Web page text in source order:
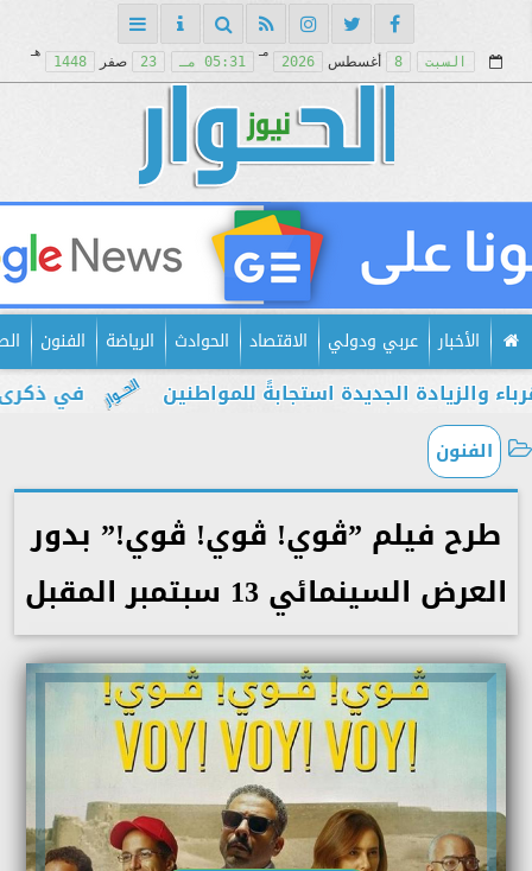
السبت 8 أغسطس 2026
مـ
05:31 مـ 23 صفر 1448
هـ
الأخبار عربي ودولي الاقتصاد الحوادث الرياضة الفنون
في ذكرى الجديدة استجابةً للمواطنين
الفنون
طرح فيلم ”ڤوي! ڤوي! ڤوي!” بدور
العرض السينمائي 13 سبتمبر المقبل